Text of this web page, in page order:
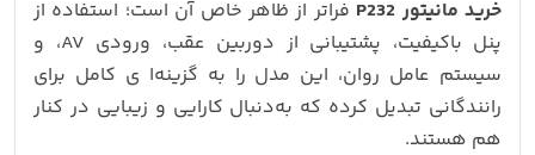
خرید مانیتور P232
فراتر از ظاهر خاص آن است؛ استفاده از
پنل باکیفیت، پشتیبانی از دوربین عقب، ورودی AV، و
سیستم‌ عامل روان، این مدل را به گزینه‌ا ی کامل برای
رانندگانی تبدیل کرده که به‌دنبال کارایی و زیبایی در کنار
هم هستند.